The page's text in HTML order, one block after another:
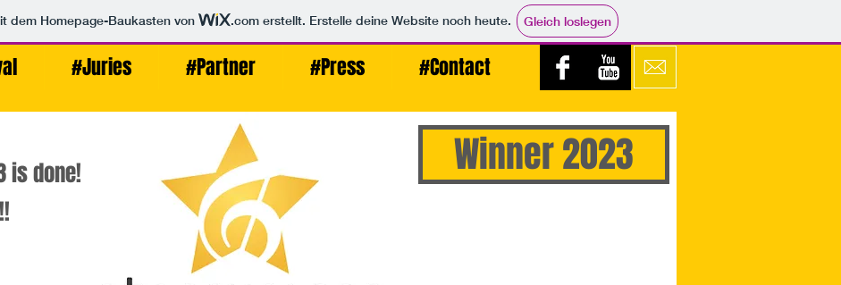
dem Homepage-Baukasten von .com erstellt. Erstelle deine Website noch heute. Gleich loslegen
#Juries #Partner #Press #Contact
#Juries #Partner #Press
is done!
Winner 2023